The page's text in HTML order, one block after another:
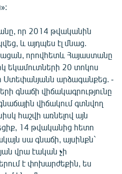
որ 2014 թվականին
և այդպես էլ մնաց.
որովհետև Հայաստանը
եկամուտների 20 տոկոս
Ստեփանյանն արձագանքեց. -
գնաճի վիճակագրությունը
վիճակում գտնվող
հաշվի առնելով այն
14 թվականից հետո
սա գնաճի, այսինքն`
վրա էական չի
է փոխարժեքին, ես